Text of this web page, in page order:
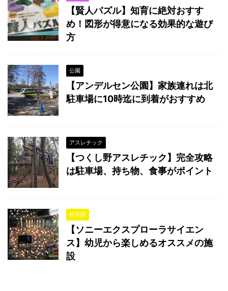
【賢人パズル】知育に絶対おすす
め！図形が得意になる効果的な遊び
方
公園
【アンデルセン公園】家族連れは北
駐車場に10時迄に到着がおすすめ
アスレチック
【つくし野アスレチック】完全攻略
は駐車場、持ち物、食事がポイント
科学館
【ソニーエクスプローラサイエン
ス】幼児から楽しめるオススメの施
設